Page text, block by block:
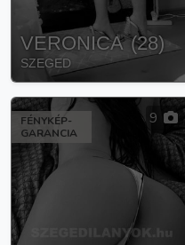
VERONICA (28)
SZEGED
FÉNYKÉP-
GARANCIA
9